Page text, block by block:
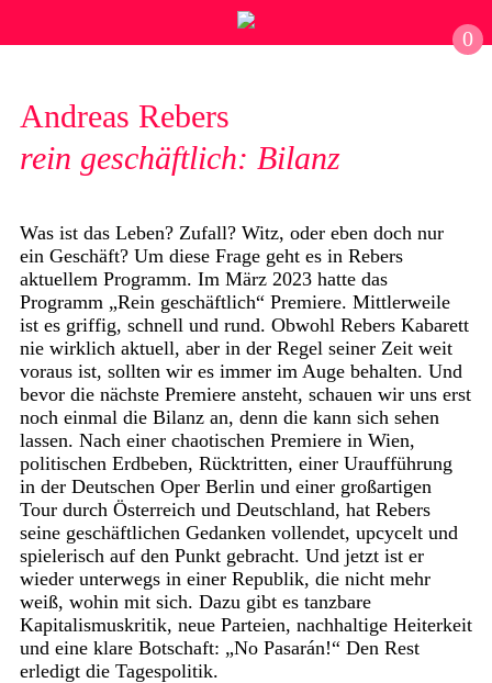
0
Andreas Rebers
rein geschäftlich: Bilanz
Was ist das Leben? Zufall? Witz, oder eben doch nur
ein Geschäft? Um diese Frage geht es in Rebers
aktuellem Programm. Im März 2023 hatte das
Programm „Rein geschäftlich“ Premiere. Mittlerweile
ist es griffig, schnell und rund. Obwohl Rebers Kabarett
nie wirklich aktuell, aber in der Regel seiner Zeit weit
voraus ist, sollten wir es immer im Auge behalten. Und
bevor die nächste Premiere ansteht, schauen wir uns erst
noch einmal die Bilanz an, denn die kann sich sehen
lassen. Nach einer chaotischen Premiere in Wien,
politischen Erdbeben, Rücktritten, einer Uraufführung
in der Deutschen Oper Berlin und einer großartigen
Tour durch Österreich und Deutschland, hat Rebers
seine geschäftlichen Gedanken vollendet, upcycelt und
spielerisch auf den Punkt gebracht. Und jetzt ist er
wieder unterwegs in einer Republik, die nicht mehr
weiß, wohin mit sich. Dazu gibt es tanzbare
Kapitalismuskritik, neue Parteien, nachhaltige Heiterkeit
und eine klare Botschaft: „No Pasarán!“ Den Rest
erledigt die Tagespolitik.